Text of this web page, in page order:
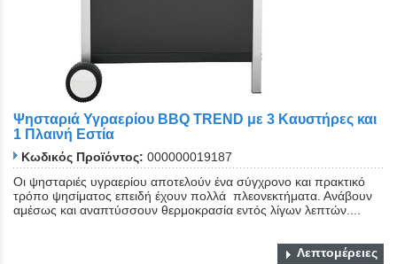
Ψησταριά Υγραερίου BBQ TREND με 3 Καυστήρες και
1 Πλαινή Εστία
Κωδικός Προϊόντος: 000000019187
Οι ψησταριές υγραερίου αποτελούν ένα σύγχρονο και πρακτικό
τρόπο ψησίματος επειδή έχουν πολλά πλεονεκτήματα. Ανάβουν
αμέσως και αναπτύσσουν θερμοκρασία εντός λίγων λεπτών....
Λεπτομέρειες